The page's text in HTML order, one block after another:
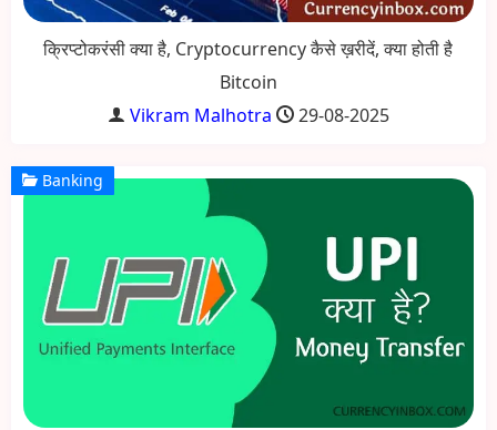
क्रिप्टोकरंसी क्या है, Cryptocurrency कैसे ख़रीदें, क्या होती है
Bitcoin
Vikram Malhotra
29-08-2025
Banking